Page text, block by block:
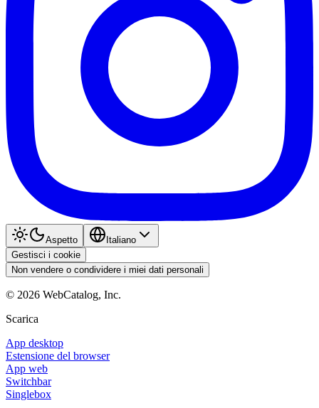
Aspetto
Italiano
Gestisci i cookie
Non vendere o condividere i miei dati personali
© 2026 WebCatalog, Inc.
Scarica
App desktop
Estensione del browser
App web
Switchbar
Singlebox